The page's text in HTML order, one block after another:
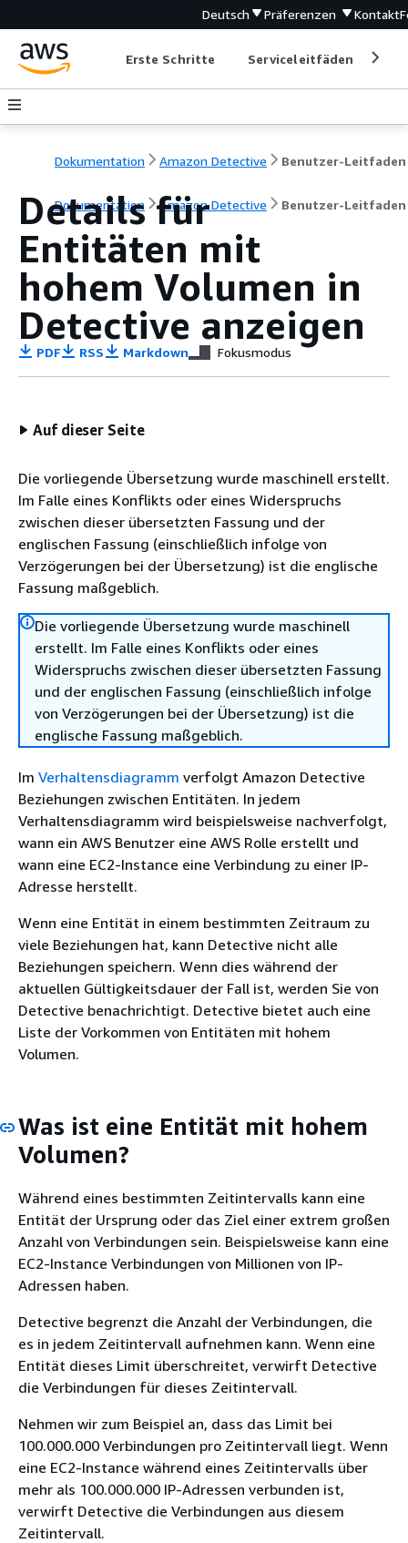
Deutsch Präferenzen Kontakt
Erste Schritte Serviceleitfäden
Dokumentation Amazon Detective Benutzer-Leitfaden
Dokumentation Amazon Detective Benutzer-Leitfaden
Details für
Entitäten mit
hohem Volumen in
Detective anzeigen
PDF RSS Markdown Fokusmodus
Auf dieser Seite
Die vorliegende Übersetzung wurde maschinell erstellt.
Im Falle eines Konflikts oder eines Widerspruchs
zwischen dieser übersetzten Fassung und der
englischen Fassung (einschließlich infolge von
Verzögerungen bei der Übersetzung) ist die englische
Fassung maßgeblich.
Die vorliegende Übersetzung wurde maschinell
erstellt. Im Falle eines Konflikts oder eines
Widerspruchs zwischen dieser übersetzten Fassung
und der englischen Fassung (einschließlich infolge
von Verzögerungen bei der Übersetzung) ist die
englische Fassung maßgeblich.
Im Verhaltensdiagramm verfolgt Amazon Detective
Beziehungen zwischen Entitäten. In jedem
Verhaltensdiagramm wird beispielsweise nachverfolgt,
wann ein AWS Benutzer eine AWS Rolle erstellt und
wann eine EC2-Instance eine Verbindung zu einer IP-
Adresse herstellt.
Wenn eine Entität in einem bestimmten Zeitraum zu
viele Beziehungen hat, kann Detective nicht alle
Beziehungen speichern. Wenn dies während der
aktuellen Gültigkeitsdauer der Fall ist, werden Sie von
Detective benachrichtigt. Detective bietet auch eine
Liste der Vorkommen von Entitäten mit hohem
Volumen.
Was ist eine Entität mit hohem
Volumen?
Während eines bestimmten Zeitintervalls kann eine
Entität der Ursprung oder das Ziel einer extrem großen
Anzahl von Verbindungen sein. Beispielsweise kann eine
EC2-Instance Verbindungen von Millionen von IP-
Adressen haben.
Detective begrenzt die Anzahl der Verbindungen, die
es in jedem Zeitintervall aufnehmen kann. Wenn eine
Entität dieses Limit überschreitet, verwirft Detective
die Verbindungen für dieses Zeitintervall.
Nehmen wir zum Beispiel an, dass das Limit bei
100.000.000 Verbindungen pro Zeitintervall liegt. Wenn
eine EC2-Instance während eines Zeitintervalls über
mehr als 100.000.000 IP-Adressen verbunden ist,
verwirft Detective die Verbindungen aus diesem
Zeitintervall.